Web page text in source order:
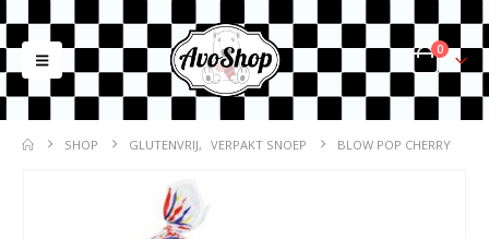
0
SHOP GLUTENVRIJ, VERPAKT SNOEP BLOW POP CHERRY